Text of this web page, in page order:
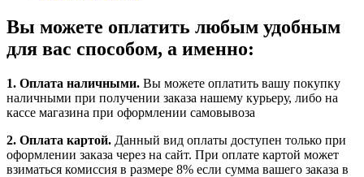
Вы можете оплатить любым удобным
для вас способом, а именно:
1. Оплата наличными. Вы можете оплатить вашу покупку
наличными при получении заказа нашему курьеру, либо на
кассе магазина при оформлении самовывоза
2. Оплата картой. Данный вид оплаты доступен только при
оформлении заказа через на сайт. При оплате картой может
взиматься комиссия в размере 8% если сумма вашего заказа в